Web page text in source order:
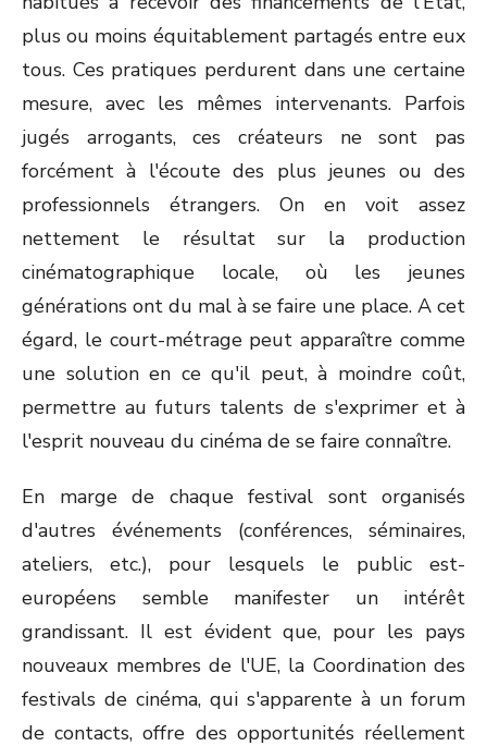
plus ou moins équitablement partagés entre eux
tous. Ces pratiques perdurent dans une certaine
mesure, avec les mêmes intervenants. Parfois
jugés arrogants, ces créateurs ne sont pas
forcément à l'écoute des plus jeunes ou des
professionnels étrangers. On en voit assez
nettement le résultat sur la production
cinématographique locale, où les jeunes
générations ont du mal à se faire une place. A cet
égard, le court-métrage peut apparaître comme
une solution en ce qu'il peut, à moindre coût,
permettre au futurs talents de s'exprimer et à
l'esprit nouveau du cinéma de se faire connaître.
En marge de chaque festival sont organisés
d'autres événements (conférences, séminaires,
ateliers, etc.), pour lesquels le public est-
européens semble manifester un intérêt
grandissant. Il est évident que, pour les pays
nouveaux membres de l'UE, la Coordination des
festivals de cinéma, qui s'apparente à un forum
de contacts, offre des opportunités réellement